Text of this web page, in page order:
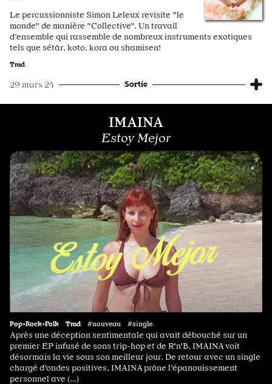
Le percussionniste Simon Leleux revisite "le
monde" de manière "Collective". Un travail
d’ensemble qui rassemble de nombreux instruments exotiques
tels que sétâr, koto, kora ou shamisen!
Trad
29 mars 24 Sortie
IMAINA
Estoy Mejor
Pop•Rock•Folk Trad #nouveau #single
Après une déception sentimentale qui avait débouché sur un
premier EP infusé de sons trip-hop et de R'n'B, IMAINA voit
désormais la vie sous son meilleur jour. De retour avec un single
chargé d'ondes positives, IMAINA prône l'épanouissement
personnel ave (…)